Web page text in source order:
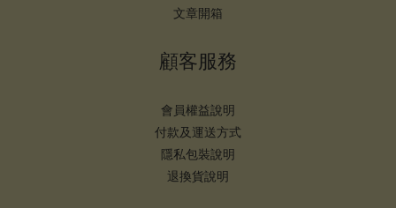
文章開箱
顧客服務
會員權益說明
付款及運送方式
隱私包裝說明
退換貨說明